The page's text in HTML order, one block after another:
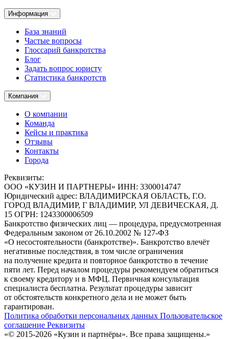
Информация
База знаний
Частые вопросы
Глоссарий банкротства
Блог
Задать вопрос юристу
Статистика банкротств
Компания
О компании
Команда
Кейсы и практика
Отзывы
Контакты
Города
Реквизиты:
ООО «КУЗИН И ПАРТНЕРЫ» ИНН: 3300014747
Юридический адрес: ВЛАДИМИРСКАЯ ОБЛАСТЬ, Г.О.
ГОРОД ВЛАДИМИР, Г ВЛАДИМИР, УЛ ДЕВИЧЕСКАЯ, Д.
15 ОГРН: 1243300006509
Банкротство физических лиц — процедура, предусмотренная
Федеральным законом от 26.10.2002 № 127-ФЗ
«О несостоятельности (банкротстве)». Банкротство влечёт
негативные последствия, в том числе ограничения
на получение кредита и повторное банкротство в течение
пяти лет. Перед началом процедуры рекомендуем обратиться
к своему кредитору и в МФЦ. Первичная консультация
специалиста бесплатна. Результат процедуры зависит
от обстоятельств конкретного дела и не может быть
гарантирован.
Политика обработки персональных данных Пользовательское
соглашение Реквизиты
«© 2015-2026 «Кузин и партнёры». Все права защищены.»